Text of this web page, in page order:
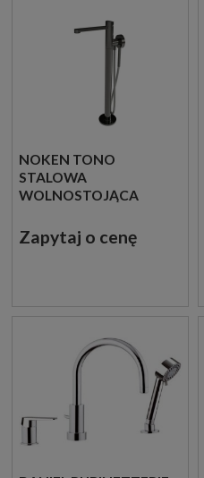
NOKEN TONO
STALOWA
WOLNOSTOJĄCA
100190612
Zapytaj o cenę